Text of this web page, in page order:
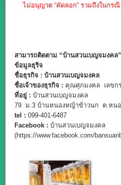
ไม่อนุญาต “คัดลอก” รวมถึงในกร
สามารถติดตาม “บ้านสวนเบญจมงคล
ข้อมูลธุริจ
ชื่อธุรกิจ :บ้านสวนเบญจมงคล
ชื่อเจ้าของธุรกิจ : คุณศุภมงคล เลขก
ที่อยู่ :บ้านสวนเบญจมงคล
79 ม.3 บ้านหนองหญ้าข้าวนก ต.หน
tel :099-401-6487
Facebook : บ้านสวนเบญจมงคล
(https://www.facebook.com/